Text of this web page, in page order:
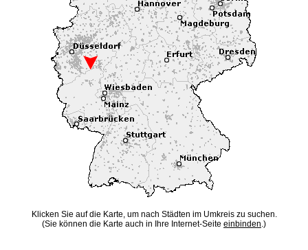
Klicken Sie auf die Karte, um nach Städten im Umkreis zu suchen.
(Sie können die Karte auch in Ihre Internet-Seite einbinden.)